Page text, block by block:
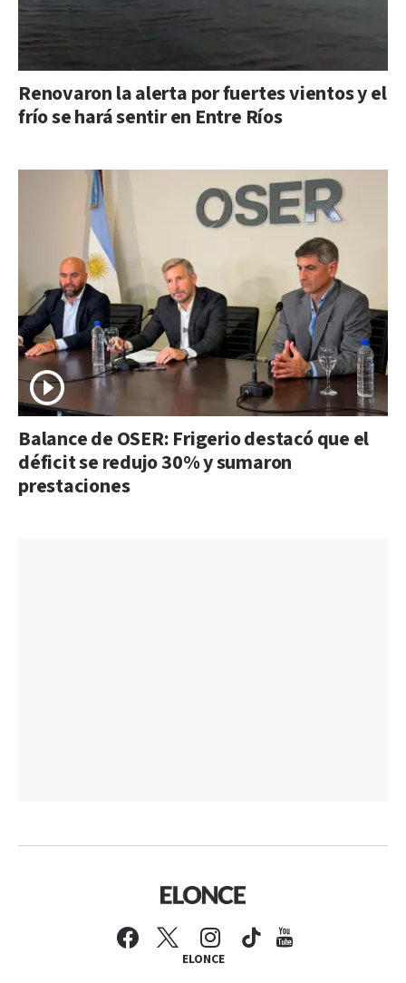
Renovaron la alerta por fuertes vientos y el
frío se hará sentir en Entre Ríos
Balance de OSER: Frigerio destacó que el
déficit se redujo 30% y sumaron
prestaciones
ELONCE